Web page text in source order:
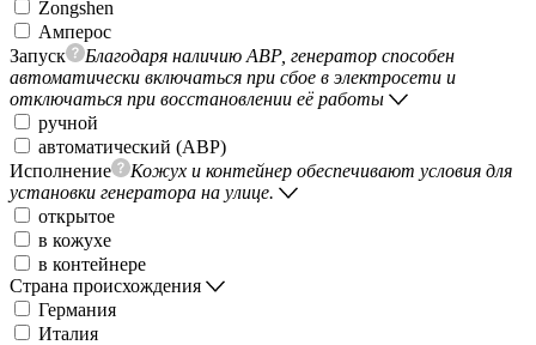
Zongshen
Амперос
Запуск
Благодаря наличию АВР, генератор способен
автоматически включаться при сбое в электросети и
отключаться при восстановлении её работы
ручной
автоматический (АВР)
Исполнение
Кожух и контейнер обеспечивают условия для
установки генератора на улице.
открытое
в кожухе
в контейнере
Страна происхождения
Германия
Италия